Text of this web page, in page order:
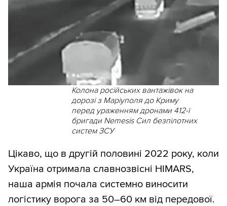
Колона російських вантажівок на
дорозі з Маріуполя до Криму
перед ураженням дронами 412-ї
бригади Nemesis Сил безпілотних
систем ЗСУ
Цікаво, що в другій половині 2022 року, коли
Україна отримала славнозвісні HIMARS,
наша армія почала системно виносити
логістику ворога за 50–60 км від передової.